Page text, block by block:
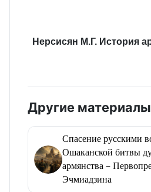
Нерсисян М.Г. История
Другие
Спасение русскими
Ошаканской битвы
армянства –
Эчмиадзина